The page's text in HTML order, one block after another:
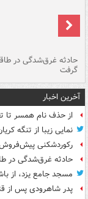
گرفت
آخرین اخبار
از حذف نام همسر تا
نمایی زیبا از تنگه
رکوردشکنی
حادثه غرق‌شدگی در طاقانک ۲
مسجد جامع یزد، از
پدر شاهرودی پس از